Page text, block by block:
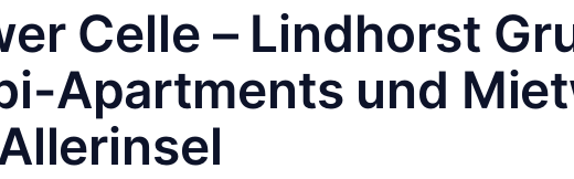
Celle – Lindhorst
Apartments und